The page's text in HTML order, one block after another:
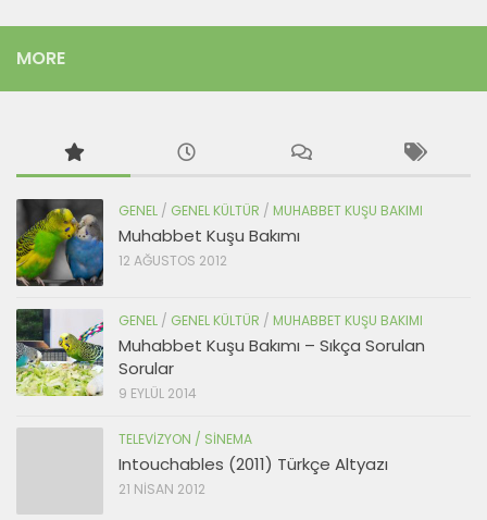
MORE
GENEL / GENEL KÜLTÜR / MUHABBET KUŞU BAKIMI
Muhabbet Kuşu Bakımı
12 AĞUSTOS 2012
GENEL / GENEL KÜLTÜR / MUHABBET KUŞU BAKIMI
Muhabbet Kuşu Bakımı – Sıkça Sorulan
Sorular
9 EYLÜL 2014
TELEVIZYON / SINEMA
Intouchables (2011) Türkçe Altyazı
21 NISAN 2012